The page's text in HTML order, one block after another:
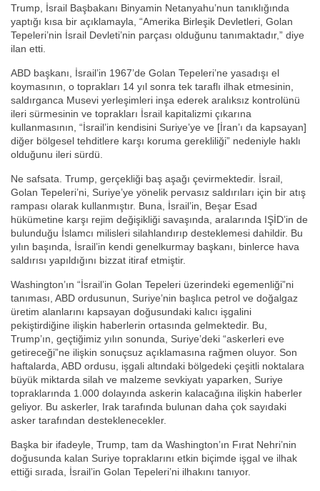
Trump, İsrail Başbakanı Binyamin Netanyahu’nun tanıklığında
yaptığı kısa bir açıklamayla, “Amerika Birleşik Devletleri, Golan
Tepeleri’nin İsrail Devleti’nin parçası olduğunu tanımaktadır,” diye
ilan etti.
ABD başkanı, İsrail’in 1967’de Golan Tepeleri’ne yasadışı el
koymasının, o toprakları 14 yıl sonra tek taraflı ilhak etmesinin,
saldırganca Musevi yerleşimleri inşa ederek aralıksız kontrolünü
ileri sürmesinin ve toprakları İsrail kapitalizmi çıkarına
kullanmasının, “İsrail’in kendisini Suriye’ye ve [İran’ı da kapsayan]
diğer bölgesel tehditlere karşı koruma gerekliliği” nedeniyle haklı
olduğunu ileri sürdü.
Ne safsata. Trump, gerçekliği baş aşağı çevirmektedir. İsrail,
Golan Tepeleri’ni, Suriye’ye yönelik pervasız saldırıları için bir atış
rampası olarak kullanmıştır. Buna, İsrail’in, Beşar Esad
hükümetine karşı rejim değişikliği savaşında, aralarında IŞİD’in de
bulunduğu İslamcı milisleri silahlandırıp desteklemesi dahildir. Bu
yılın başında, İsrail’in kendi genelkurmay başkanı, binlerce hava
saldırısı yapıldığını bizzat itiraf etmiştir.
Washington’ın “İsrail’in Golan Tepeleri üzerindeki egemenliği”ni
tanıması, ABD ordusunun, Suriye’nin başlıca petrol ve doğalgaz
üretim alanlarını kapsayan doğusundaki kalıcı işgalini
pekiştirdiğine ilişkin haberlerin ortasında gelmektedir. Bu,
Trump’ın, geçtiğimiz yılın sonunda, Suriye’deki “askerleri eve
getireceği”ne ilişkin sonuçsuz açıklamasına rağmen oluyor. Son
haftalarda, ABD ordusu, işgali altındaki bölgedeki çeşitli noktalara
büyük miktarda silah ve malzeme sevkiyatı yaparken, Suriye
topraklarında 1.000 dolayında askerin kalacağına ilişkin haberler
geliyor. Bu askerler, Irak tarafında bulunan daha çok sayıdaki
asker tarafından desteklenecekler.
Başka bir ifadeyle, Trump, tam da Washington’ın Fırat Nehri’nin
doğusunda kalan Suriye topraklarını etkin biçimde işgal ve ilhak
ettiği sırada, İsrail’in Golan Tepeleri’ni ilhakını tanıyor.